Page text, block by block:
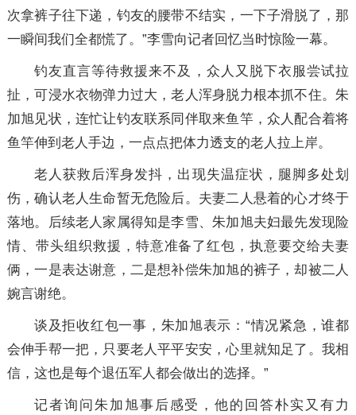
次拿裤子往下递，钓友的腰带不结实，一下子滑脱了，那
一瞬间我们全都慌了。”李雪向记者回忆当时惊险一幕。
钓友直言等待救援来不及，众人又脱下衣服尝试拉
扯，可浸水衣物弹力过大，老人浑身脱力根本抓不住。朱
加旭见状，连忙让钓友联系同伴取来鱼竿，众人配合着将
鱼竿伸到老人手边，一点点把体力透支的老人拉上岸。
老人获救后浑身发抖，出现失温症状，腿脚多处划
伤，确认老人生命暂无危险后。夫妻二人悬着的心才终于
落地。后续老人家属得知是李雪、朱加旭夫妇最先发现险
情、带头组织救援，特意准备了红包，执意要交给夫妻
俩，一是表达谢意，二是想补偿朱加旭的裤子，却被二人
婉言谢绝。
谈及拒收红包一事，朱加旭表示：“情况紧急，谁都
会伸手帮一把，只要老人平平安安，心里就知足了。我相
信，这也是每个退伍军人都会做出的选择。”
记者询问朱加旭事后感受，他的回答朴实又有力